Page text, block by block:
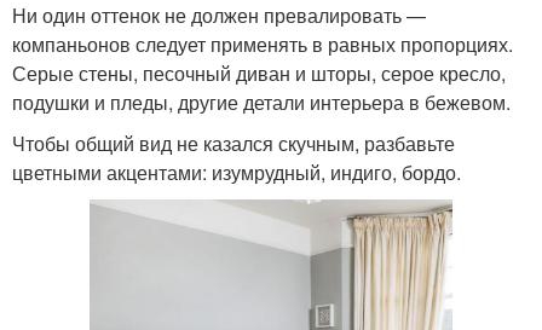
Ни один оттенок не должен превалировать —
компаньонов следует применять в равных пропорциях.
Серые стены, песочный диван и шторы, серое кресло,
подушки и пледы, другие детали интерьера в бежевом.
Чтобы общий вид не казался скучным, разбавьте
цветными акцентами: изумрудный, индиго, бордо.